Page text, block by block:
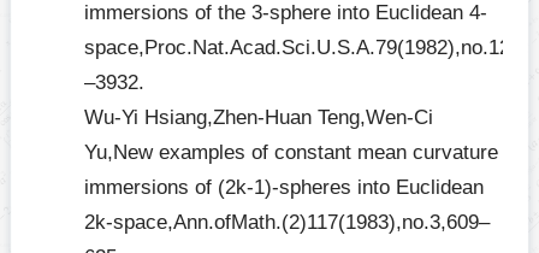
immersions of the 3-sphere into Euclidean 4-
–3932.
Wu-Yi Hsiang,Zhen-Huan Teng,Wen-Ci
Yu,New examples of constant mean curvature
immersions of (2k-1)-spheres into Euclidean
2k-space,Ann.ofMath.(2)117(1983),no.3,609–